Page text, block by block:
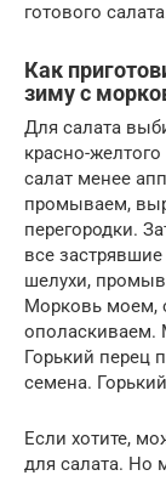
готового
Как
зиму с
Для салата
красно-
салат менее
промываем,
перегородки.
все
шелухи,
Морковь моем,
ополаскиваем.
Горький перец
семена.
Если хотите,
для салата. Но